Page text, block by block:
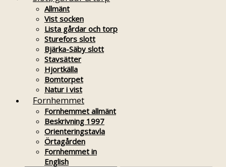
Allmänt
Vist socken
Lista gårdar och torp
Sturefors slott
Bjärka-Säby slott
Stavsätter
Hjortkälla
Bomtorpet
Natur i vist
Fornhemmet
Fornhemmet allmänt
Beskrivning 1997
Orienteringstavla
Örtagården
Fornhemmet in
English